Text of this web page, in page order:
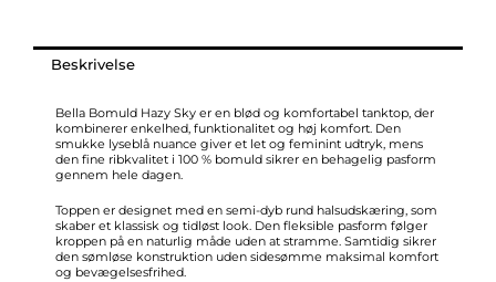
Beskrivelse
Bella Bomuld Hazy Sky er en blød og komfortabel tanktop, der
kombinerer enkelhed, funktionalitet og høj komfort. Den
smukke lyseblå nuance giver et let og feminint udtryk, mens
den fine ribkvalitet i 100 % bomuld sikrer en behagelig pasform
gennem hele dagen.
Toppen er designet med en semi-dyb rund halsudskæring, som
skaber et klassisk og tidløst look. Den fleksible pasform følger
kroppen på en naturlig måde uden at stramme. Samtidig sikrer
den sømløse konstruktion uden sidesømme maksimal komfort
og bevægelsesfrihed.